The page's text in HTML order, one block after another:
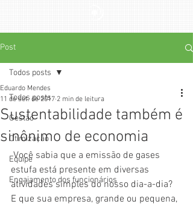
Post
Todos posts
Gestão
Otimização
Equipe
Engajamento dos funcionários
Todos posts
Sustentabilidade também é
sinônimo de economia
Eduardo Mendes
11 de set. de 2017 2 min de leitura
Você sabia que a emissão de gases
estufa está presente em diversas
atividades simples do nosso dia-a-dia?
E que sua empresa, grande ou pequena,